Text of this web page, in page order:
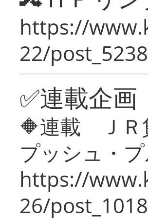
https://
22/
✅連載企画
🔶連載 ＪＲ
プッシュ・
https://
26/